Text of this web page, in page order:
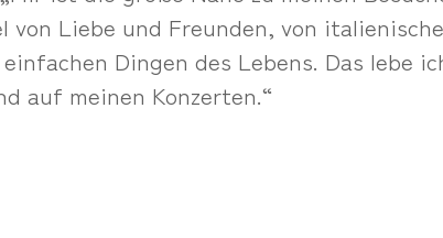
von Liebe und Freunden, von
Dingen des Lebens. Das lebe
auf meinen Konzerten.“